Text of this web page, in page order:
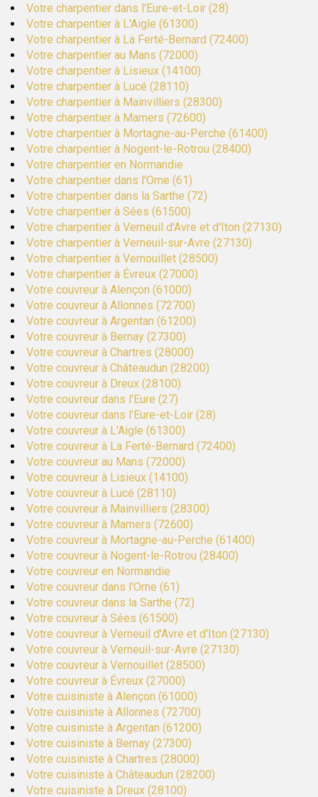
Votre charpentier dans l'Eure-et-Loir (28)
Votre charpentier à L'Aigle (61300)
Votre charpentier à La Ferté-Bernard (72400)
Votre charpentier au Mans (72000)
Votre charpentier à Lisieux (14100)
Votre charpentier à Lucé (28110)
Votre charpentier à Mainvilliers (28300)
Votre charpentier à Mamers (72600)
Votre charpentier à Mortagne-au-Perche (61400)
Votre charpentier à Nogent-le-Rotrou (28400)
Votre charpentier en Normandie
Votre charpentier dans l'Orne (61)
Votre charpentier dans la Sarthe (72)
Votre charpentier à Sées (61500)
Votre charpentier à Verneuil d'Avre et d'Iton (27130)
Votre charpentier à Verneuil-sur-Avre (27130)
Votre charpentier à Vernouillet (28500)
Votre charpentier à Évreux (27000)
Votre couvreur à Alençon (61000)
Votre couvreur à Allonnes (72700)
Votre couvreur à Argentan (61200)
Votre couvreur à Bernay (27300)
Votre couvreur à Chartres (28000)
Votre couvreur à Châteaudun (28200)
Votre couvreur à Dreux (28100)
Votre couvreur dans l'Eure (27)
Votre couvreur dans l'Eure-et-Loir (28)
Votre couvreur à L'Aigle (61300)
Votre couvreur à La Ferté-Bernard (72400)
Votre couvreur au Mans (72000)
Votre couvreur à Lisieux (14100)
Votre couvreur à Lucé (28110)
Votre couvreur à Mainvilliers (28300)
Votre couvreur à Mamers (72600)
Votre couvreur à Mortagne-au-Perche (61400)
Votre couvreur à Nogent-le-Rotrou (28400)
Votre couvreur en Normandie
Votre couvreur dans l'Orne (61)
Votre couvreur dans la Sarthe (72)
Votre couvreur à Sées (61500)
Votre couvreur à Verneuil d'Avre et d'Iton (27130)
Votre couvreur à Verneuil-sur-Avre (27130)
Votre couvreur à Vernouillet (28500)
Votre couvreur à Évreux (27000)
Votre cuisiniste à Alençon (61000)
Votre cuisiniste à Allonnes (72700)
Votre cuisiniste à Argentan (61200)
Votre cuisiniste à Bernay (27300)
Votre cuisiniste à Chartres (28000)
Votre cuisiniste à Châteaudun (28200)
Votre cuisiniste à Dreux (28100)